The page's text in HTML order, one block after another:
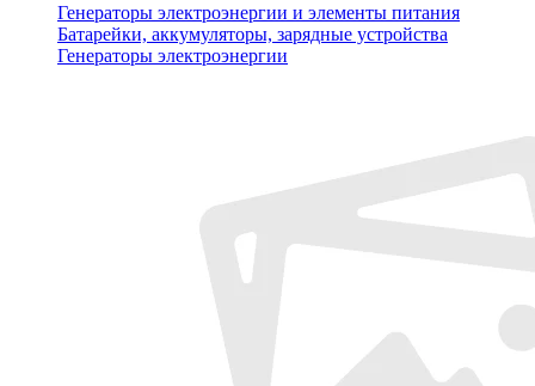
Генераторы электроэнергии и элементы питания
Батарейки, аккумуляторы, зарядные устройства
Генераторы электроэнергии